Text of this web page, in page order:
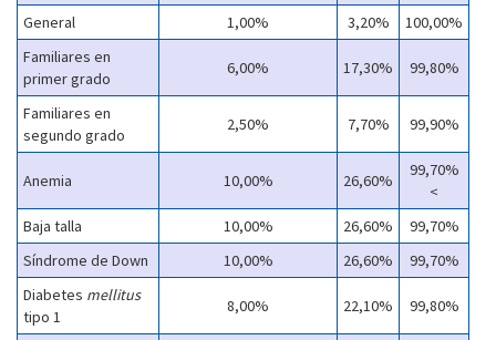
General 1,00% 3,20%
100,00%
Familiares en
primer grado
6,00% 17,30% 99,80%
Familiares en
segundo grado
2,50% 7,70% 99,90%
Anemia 10,00% 26,60%
99,70%
<
Baja talla
10,00% 26,60%
99,70%
Síndrome de Down
10,00% 26,60%
99,70%
Diabetes mellitus
tipo 1
8,00% 22,10% 99,80%